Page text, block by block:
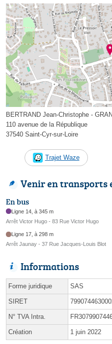
BERTRAND Jean-Christophe -
110 avenue de la République
37540 Saint-Cyr-sur-Loire
Trajet Waze
Venir en transports
En bus
Ligne 14, à 345 m
Arrêt Victor Hugo - 83 Rue Victor Hugo
Ligne 17, à 298 m
Arrêt Jaunay - 37 Rue Jacques-Louis Blot
Informations
Forme juridique SAS
SIRET
N° TVA Intra.
Création 1 juin 2022